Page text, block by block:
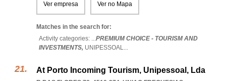
Ver empresa Ver no Mapa
Matches in the search for:
Activity categories: ...PREMIUM CHOICE - TOURISM AND
INVESTMENTS, UNIPESSOAL...
At Porto Incoming Tourism, Unipessoal, Lda